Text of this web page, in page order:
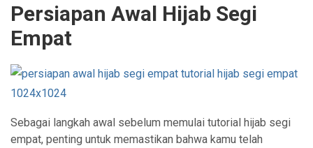
Persiapan Awal Hijab Segi
Empat
Sebagai langkah awal sebelum memulai tutorial hijab segi
empat, penting untuk memastikan bahwa kamu telah